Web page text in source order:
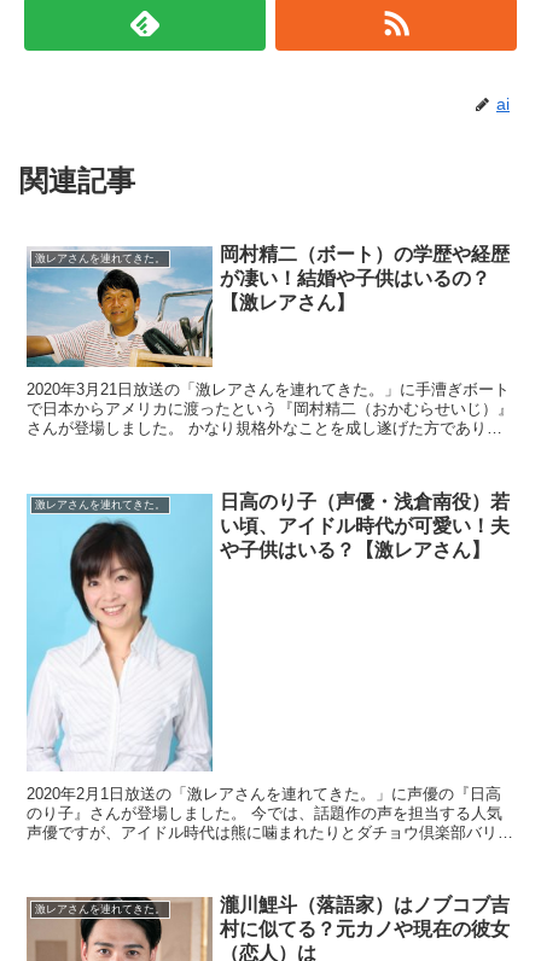
ai
関連記事
激レアさんを連れてきた。
岡村精二（ボート）の学歴や経歴
が凄い！結婚や子供はいるの？
【激レアさん】
2020年3月21日放送の「激レアさんを連れてきた。」に手漕ぎボート
で日本からアメリカに渡ったという『岡村精二（おかむらせいじ）』
さんが登場しました。 かなり規格外なことを成し遂げた方でありま
激レアさんを連れてきた。
日高のり子（声優・浅倉南役）若
い頃、アイドル時代が可愛い！夫
や子供はいる？【激レアさん】
2020年2月1日放送の「激レアさんを連れてきた。」に声優の『日高
のり子』さんが登場しました。 今では、話題作の声を担当する人気
声優ですが、アイドル時代は熊に噛まれたりとダチョウ倶楽部バリに
激レアさんを連れてきた。
瀧川鯉斗（落語家）はノブコブ吉
村に似てる？元カノや現在の彼女
（恋人）は